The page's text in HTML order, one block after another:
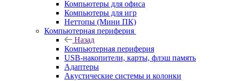
Компьютеры для офиса
Компьютеры для игр
Неттопы (Мини ПК)
Компьютерная периферия
Назад
Компьютерная периферия
USB-накопители, карты, флэш память
Адаптеры
Акустические системы и колонки